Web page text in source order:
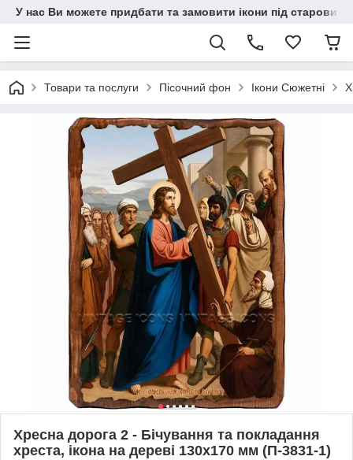
У нас Ви можете придбати та замовити ікони під
Товари та послуги Пісочний фон Ікони Сюжетні
Хресна дорога 2 - Бічування та покладання
хреста, ікона на дереві 130х170 мм (П-3831-1)